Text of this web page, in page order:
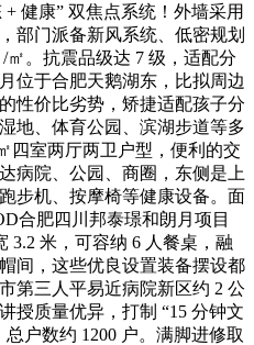
健康” 双焦点系统！外墙采用
部门派备新风系统、低密规划
㎡。抗震品级达 7 级，适配分
位于合肥天鹅湖东，比拟周边
性价比劣势，矫捷适配孩子分
地、体育公园、滨湖步道等多
四室两厅两卫户型，便利的交
病院、公园、商圈，东侧是上
步机、按摩椅等健康设备。面
合肥四川邦泰璟和朗月项目
3.2 米，可容纳 6 人餐桌，融
间，这些优良设置装备摆设都
第三人平易近病院新区约 2 公
授质量优异，打制 “15 分钟文
户数约 1200 户。满脚进修取